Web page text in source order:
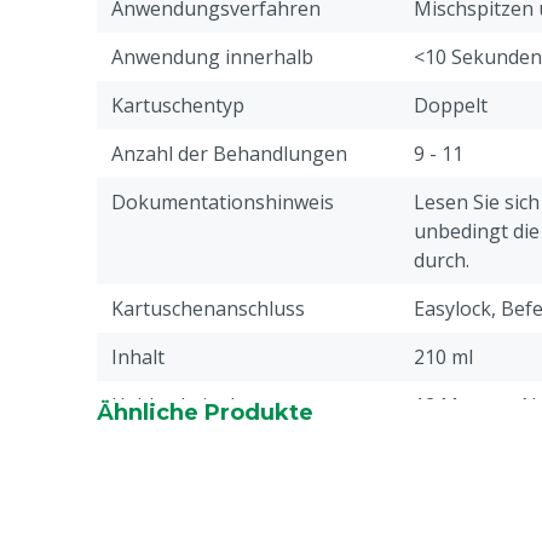
Die Komponenten werden im richtigen
Kein unangenehmer Geruch
Anwendungsverfahren
Mischspitzen
Anwendung innerhalb
<10 Sekunden
Kartuschentyp
Doppelt
Anzahl der Behandlungen
9 - 11
Dokumentationshinweis
Lesen Sie
unbedingt
durch.
Kartuschenanschluss
Easylock,
Inhalt
210 ml
Haltbarkeitsdauer
12 Monate,
Ähnliche Produkte